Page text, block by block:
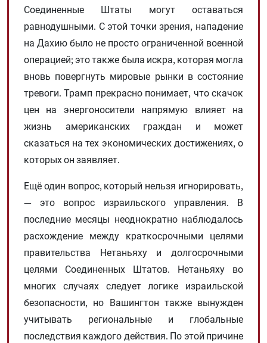
Соединенные Штаты могут оставаться
равнодушными. С этой точки зрения, нападение
на Дахию было не просто ограниченной военной
операцией; это также была искра, которая могла
вновь повергнуть мировые рынки в состояние
тревоги. Трамп прекрасно понимает, что скачок
цен на энергоносители напрямую влияет на
жизнь американских граждан и может
сказаться на тех экономических достижениях, о
которых он заявляет.
Ещё один вопрос, который нельзя игнорировать,
— это вопрос израильского управления. В
последние месяцы неоднократно наблюдалось
расхождение между краткосрочными целями
правительства Нетаньяху и долгосрочными
целями Соединенных Штатов. Нетаньяху во
многих случаях следует логике израильской
безопасности, но Вашингтон также вынужден
учитывать региональные и глобальные
последствия каждого действия. По этой причине